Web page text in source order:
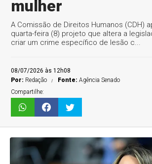
mulher
A Comissão de Direitos Humanos (CDH)
quarta-feira (8) projeto que altera a
criar um crime específico de lesão c...
08/07/2026 às 12h08
Por: Redação Fonte:Agência Senado
Compartilhe: